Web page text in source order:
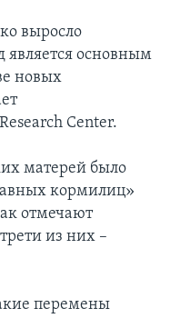
выросло
является основным
новых
Center.
матерей было
кормилиц»
отмечают
из них –
перемены